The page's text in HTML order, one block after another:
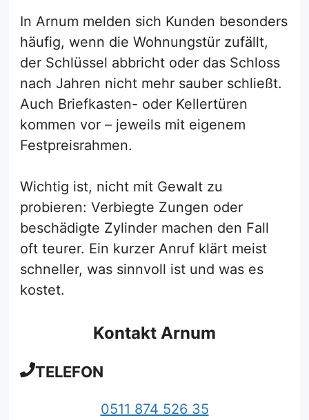
In Arnum melden sich Kunden besonders
häufig, wenn die Wohnungstür zufällt,
der Schlüssel abbricht oder das Schloss
nach Jahren nicht mehr sauber schließt.
Auch Briefkasten- oder Kellertüren
kommen vor – jeweils mit eigenem
Festpreisrahmen.
Wichtig ist, nicht mit Gewalt zu
probieren: Verbiegte Zungen oder
beschädigte Zylinder machen den Fall
oft teurer. Ein kurzer Anruf klärt meist
schneller, was sinnvoll ist und was es
kostet.
Kontakt Arnum
TELEFON
0511 874 526 35